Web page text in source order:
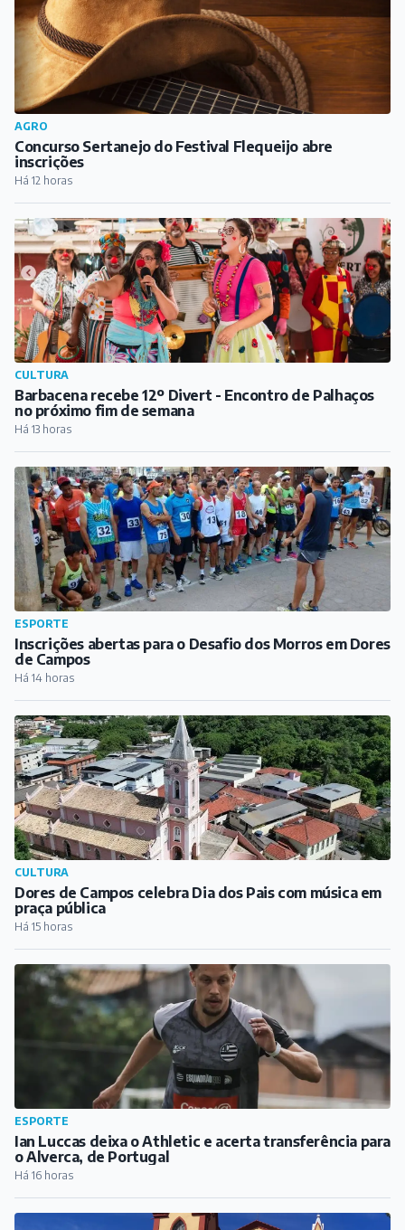
AGRO
Concurso Sertanejo do Festival Flequeijo abre
inscrições
Há 12 horas
CULTURA
Barbacena recebe 12º Divert - Encontro de Palhaços
no próximo fim de semana
Há 13 horas
ESPORTE
Inscrições abertas para o Desafio dos Morros em Dores
de Campos
Há 14 horas
CULTURA
Dores de Campos celebra Dia dos Pais com música em
praça pública
Há 15 horas
ESPORTE
Ian Luccas deixa o Athletic e acerta transferência para
o Alverca, de Portugal
Há 16 horas